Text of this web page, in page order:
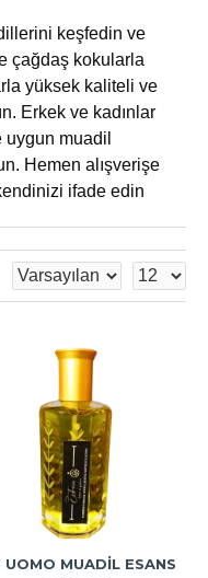
keşfedin ve
çağdaş kokularla
yüksek kaliteli ve
Erkek ve kadınlar
muadil
Hemen alışverişe
ifade edin
UOMO MUADİL ESANS